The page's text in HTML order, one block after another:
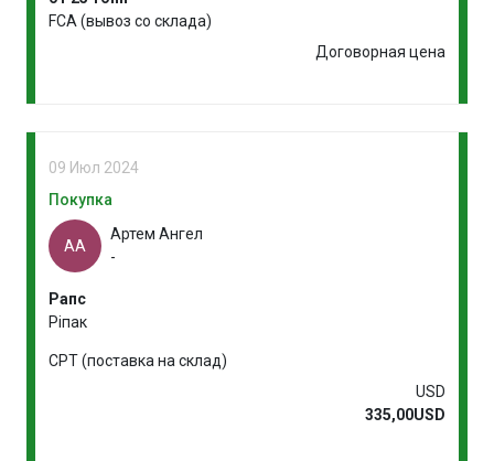
FCA (вывоз со склада)
Договорная цена
09 Июл 2024
Покупка
АА
Артем Ангел
-
Рапс
Ріпак
CPT (поставка на склад)
USD
335,00USD